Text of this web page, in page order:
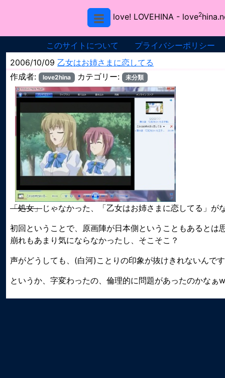
love! LOVEHINA - love2
このサイトについて
プライバシーポリシー
2006/10/09 乙女はお姉さまに恋してる
作成者:
love2hina カテゴリー: 未分類
「処女」じゃなかった、「乙女はお姉さまに恋してる」が
初回ということで、原画陣が日本側ということもあるとは
崩れもあまり気にならなかったし、そこそこ？
声がどうしても、(白河)ことりの印象が抜けきれないんで
というか、字変わったの、倫理的に問題があったのかなぁw